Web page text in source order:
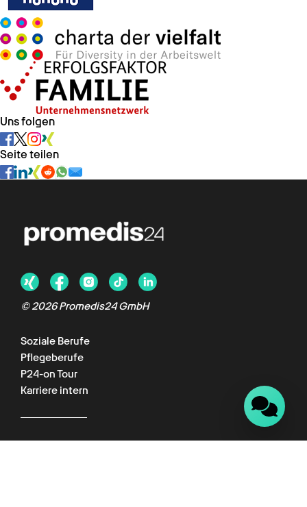
Uns folgen
Seite teilen
© 2026 Promedis24 GmbH
Soziale Berufe
Pflegeberufe
P24-on Tour
Karriere intern
Für Kunden
Chat verfügbar